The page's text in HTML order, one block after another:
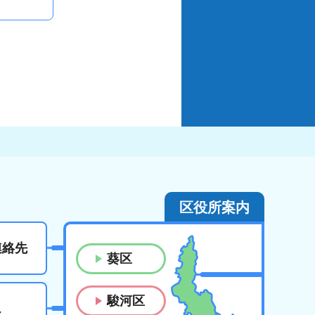
先
区役所案内
葵区
駿河区